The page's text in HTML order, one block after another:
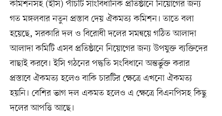
কমিশনসহ (ইসি) পাঁচটি সাংবিধানিক প্রতিষ্ঠানে নিয়োগের জন্য
গত মঙ্গলবার নতুন প্রস্তাব দেয় ঐকমত্য কমিশন। তাতে বলা
হয়েছে, সরকারি দল ও বিরোধী দলের সমন্বয়ে গঠিত আলাদা
আলাদা কমিটি এসব প্রতিষ্ঠানে নিয়োগের জন্য উপযুক্ত ব্যক্তিদের
বাছাই করবে। ইসি গঠনের পদ্ধতি সংবিধানে অন্তর্ভুক্ত করার
প্রস্তাবে ঐকমত্য হলেও বাকি চারটির ক্ষেত্রে এখনো ঐকমত্য
হয়নি। বেশির ভাগ দল একমত হলেও এ ক্ষেত্রে বিএনপিসহ কিছু
দলের আপত্তি আছে।